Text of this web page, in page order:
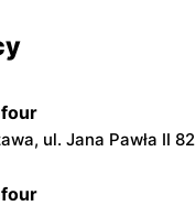
ul. Jana Pawła II 82